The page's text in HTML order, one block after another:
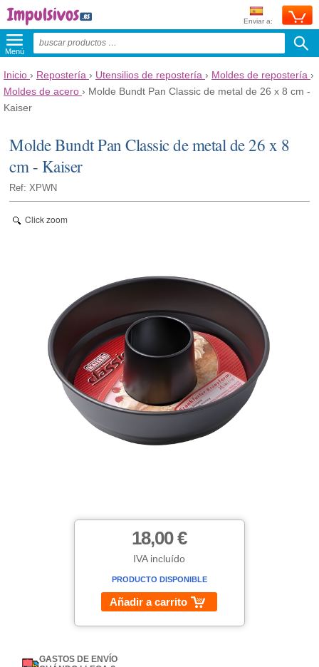
Enviar a:
Menú
Inicio › Repostería › Utensilios de repostería › Moldes de repostería ›
Moldes de acero › Molde Bundt Pan Classic de metal de 26 x 8 cm -
Kaiser
Molde Bundt Pan Classic de metal de 26 x 8
cm - Kaiser
Ref: XPWN
Click zoom
18,00 €
IVA incluído
PRODUCTO DISPONIBLE
Añadir a carrito
GASTOS DE ENVÍO